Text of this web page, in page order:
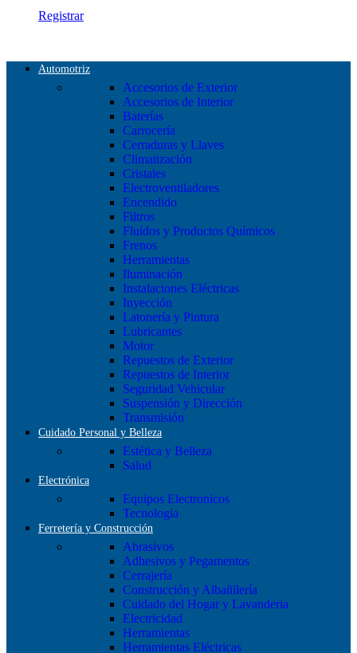
Registrar
Automotriz
Accesorios de Exterior
Accesorios de Interior
Baterías
Carrocería
Cerraduras y Llaves
Climatización
Cristales
Electroventiladores
Encendido
Filtros
Fluídos y Productos Químicos
Frenos
Herramientas
Iluminación
Instalaciones Eléctricas
Inyección
Latonería y Pintura
Lubricantes
Motor
Repuestos de Exterior
Repuestos de Interior
Seguridad Vehicular
Suspensión y Dirección
Transmisión
Cuidado Personal y Belleza
Estética y Belleza
Salud
Electrónica
Equipos Electronicos
Tecnologia
Ferretería y Construcción
Abrasivos
Adhesivos y Pegamentos
Cerrajería
Construcción y Albañilería
Cuidado del Hogar y Lavanderia
Electricidad
Herramientas
Herramientas Eléctricas